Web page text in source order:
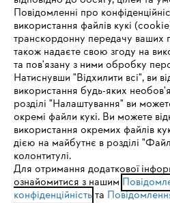
Отримуйте останні
першими! Підписуйтесь
Ваш E-Mail
IHR BROWSER
UNTERSTÜTZT
Sie nutzen einen Browser, den wir
eine optimale Nutzung unserer
einem der folgenden Browser zu
Повідомленні про
використання файлів кукі
транскордонну передачу ваших
також надаєте свою згоду на
та пов'язану з ними обробку
Натиснувши "Відхилити всі", ви
використання будь-яких
розділі "Налаштування" ви
окремі файли кукі. Ви можете
використання окремих файлів
дією на майбутнє в розділі
колонтитулі.
Для отримання додаткової
ознайомитися з нашим
конфіденційністьта